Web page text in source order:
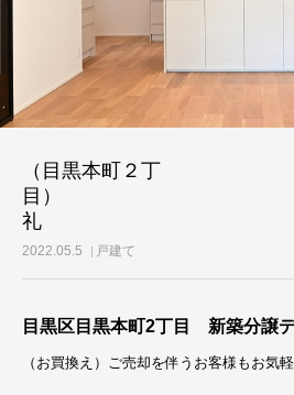
（目黒本町２丁
目） ご
礼
2022.05.5 戸建て
目黒区目黒本町2丁目 新築分譲
（お買換え）ご売却を伴うお客様もお気